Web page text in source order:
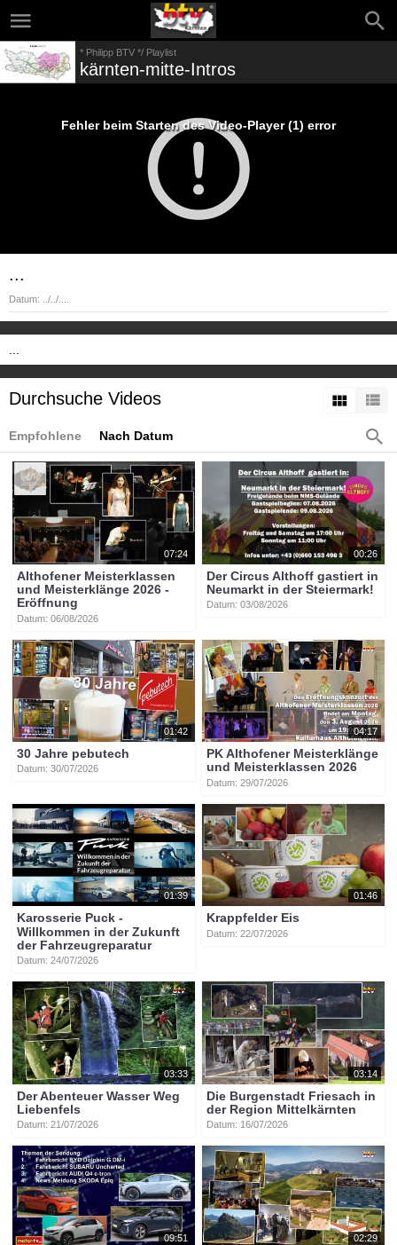
* Philipp BTV */ Playlist
kärnten-mitte-Intros
Fehler beim Starten des Video-Player (1) error
...
Datum: ../../....
Durchsuche Videos
Empfohlene Nach Datum
07:24
Althofener Meisterklassen
und Meisterklänge 2026 -
Eröffnung
Datum: 06/08/2026
00:26
Der Circus Althoff gastiert in
Neumarkt in der Steiermark!
Datum: 03/08/2026
01:42
30 Jahre pebutech
Datum: 30/07/2026
04:17
PK Althofener Meisterklänge
und Meisterklassen 2026
Datum: 29/07/2026
01:39
Karosserie Puck -
Willkommen in der Zukunft
der Fahrzeugreparatur
Datum: 24/07/2026
01:46
Krappfelder Eis
Datum: 22/07/2026
03:33
Der Abenteuer Wasser Weg
Liebenfels
Datum: 21/07/2026
03:14
Die Burgenstadt Friesach in
der Region Mittelkärnten
Datum: 16/07/2026
09:51 02:29